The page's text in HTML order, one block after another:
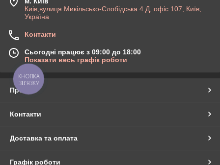
Киів,вулиця Микільсько-Слобідська 4 Д, офіс 107, Київ,
Україна
Контакти
Сьогодні працює з 09:00 до 18:00
Показати весь графік роботи
Про нас
Контакти
Доставка та оплата
Графік роботи
КНОПКА
ЗВ'ЯЗКУ